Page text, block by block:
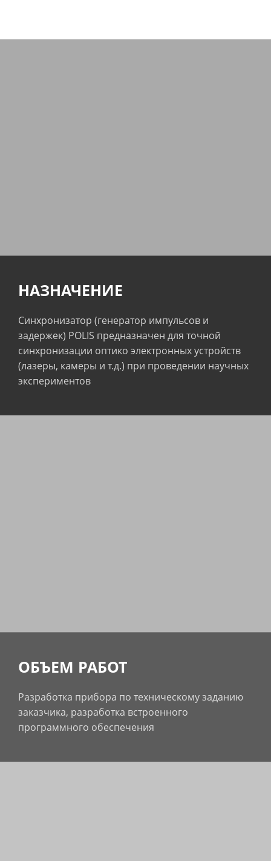
НАЗНАЧЕНИЕ
Синхронизатор (генератор импульсов и
задержек) POLIS предназначен для точной
синхронизации оптико электронных устройств
(лазеры, камеры и т.д.) при проведении научных
экспериментов
ОБЪЕМ РАБОТ
Разработка прибора по техническому заданию
заказчика, разработка встроенного
программного обеспечения